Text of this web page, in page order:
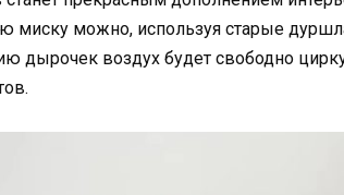
миску можно, используя старые
дырочек воздух будет свободно